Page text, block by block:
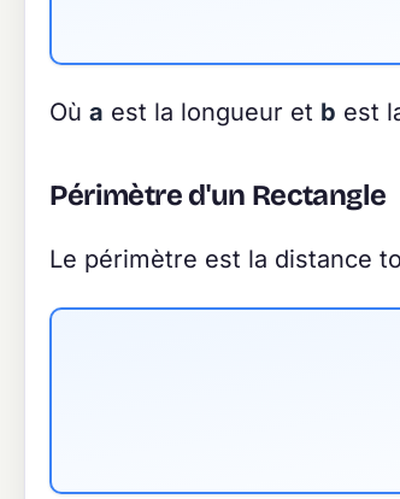
Où a est la longueur et b est
Périmètre d'un Rectangle
Le périmètre est la distance